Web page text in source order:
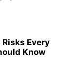
Every
Know